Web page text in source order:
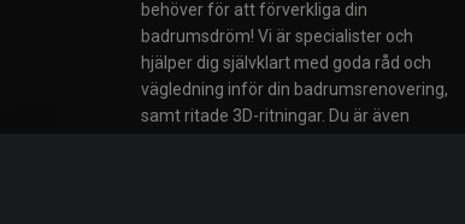
behöver för att förverkliga din
badrumsdröm! Vi är specialister och
hjälper dig självklart med goda råd och
vägledning inför din badrumsrenovering,
samt ritade 3D-ritningar. Du är även